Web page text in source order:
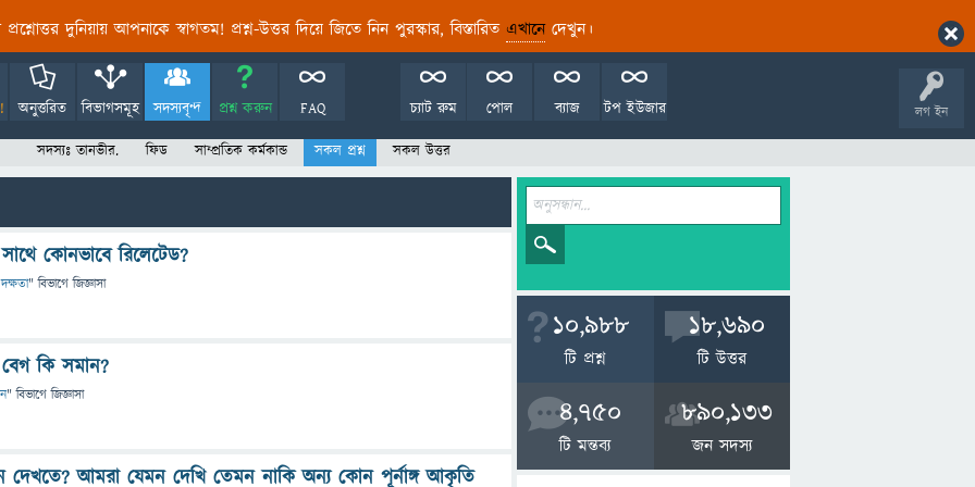
প্রশ্নোত্তর দুনিয়ায় আপনাকে স্বাগতম! প্রশ্ন-উত্তর দিয়ে জিতে নিন পুরস্কার, বিস্তারিত এখানেদেখুন।
লগ ইন
অনুত্তরিত বিভাগসমূহ সদস্যবৃন্দ প্রশ্ন করুন FAQ টপ ইউজার
ব্যাজ
পোল
চ্যাট রুম
সদস্যঃ তানভীর. ফিড সাম্প্রতিক কর্মকান্ড সকল প্রশ্ন সকল উত্তর
সাথে কোনভাবে রিলেটেড?
" বিভাগে জিজ্ঞাসা
কি সমান?
" বিভাগে জিজ্ঞাসা
আমরা যেমন দেখি তেমন নাকি অন্য কোন পূর্নাঙ্গ আকৃতি
10,988
টি প্রশ্ন
18,690
টি উত্তর
4,750
টি মন্তব্য
890,133
জন সদস্য